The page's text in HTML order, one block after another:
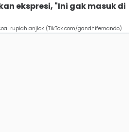
ekspresi, "Ini gak masuk di
rupiah anjlok (TikTok.com/gandhifernando)